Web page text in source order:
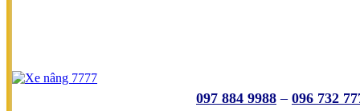
XE NÂNG TAY
097 884 9988 – 096 732